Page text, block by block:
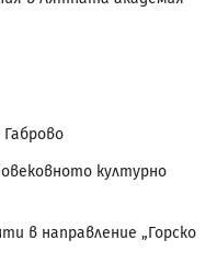
културно
в направление „Горско